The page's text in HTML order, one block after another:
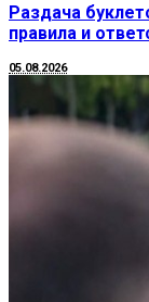
Раздача
правила и
05.08.2026